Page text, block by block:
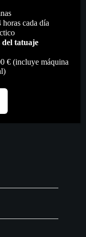
horas cada día
del tatuaje
€ (incluye máquina